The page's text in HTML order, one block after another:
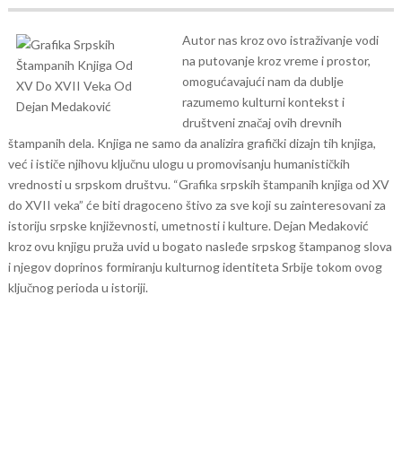
Autor nas kroz ovo istraživanje vodi
na putovanje kroz vreme i prostor,
omogućavajući nam da dublje
razumemo kulturni kontekst i
društveni značaj ovih drevnih
štampanih dela. Knjiga ne samo da analizira grafički dizajn tih knjiga,
već i ističe njihovu ključnu ulogu u promovisanju humanističkih
vrednosti u srpskom društvu. “Grаfikа srpskih štаmpаnih knjigа od XV
do XVII veka” će biti dragoceno štivo za sve koji su zainteresovani za
istoriju srpske književnosti, umetnosti i kulture. Dejan Medaković
kroz ovu knjigu pruža uvid u bogato nasleđe srpskog štampanog slova
i njegov doprinos formiranju kulturnog identiteta Srbije tokom ovog
ključnog perioda u istoriji.